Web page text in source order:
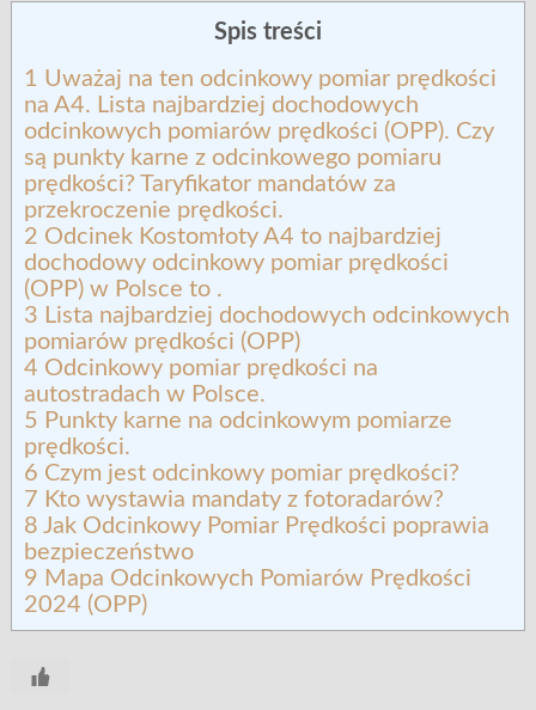
Spis treści
1 Uważaj na ten odcinkowy pomiar prędkości
na A4. Lista najbardziej dochodowych
odcinkowych pomiarów prędkości (OPP). Czy
są punkty karne z odcinkowego pomiaru
prędkości? Taryfikator mandatów za
przekroczenie prędkości.
2 Odcinek Kostomłoty A4 to najbardziej
dochodowy odcinkowy pomiar prędkości
(OPP) w Polsce to .
3 Lista najbardziej dochodowych odcinkowych
pomiarów prędkości (OPP)
4 Odcinkowy pomiar prędkości na
autostradach w Polsce.
5 Punkty karne na odcinkowym pomiarze
prędkości.
6 Czym jest odcinkowy pomiar prędkości?
7 Kto wystawia mandaty z fotoradarów?
8 Jak Odcinkowy Pomiar Prędkości poprawia
bezpieczeństwo
9 Mapa Odcinkowych Pomiarów Prędkości
2024 (OPP)